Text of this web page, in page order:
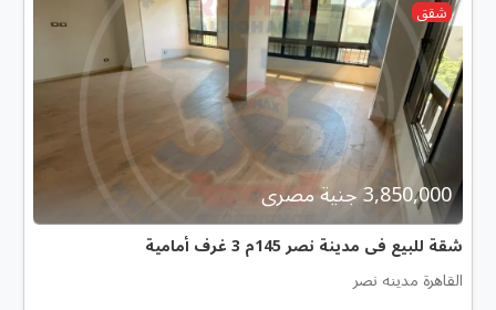
شقق
3,850,000 جنية مصرى
شقة للبيع فى مدينة نصر 145م 3 غرف أمامية
القاهرة مدينه نصر